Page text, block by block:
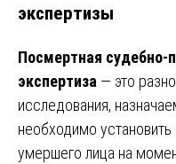
экспертизы
Посмертная судебно-
экспертиза — это
исследования,
необходимо
умершего лица на